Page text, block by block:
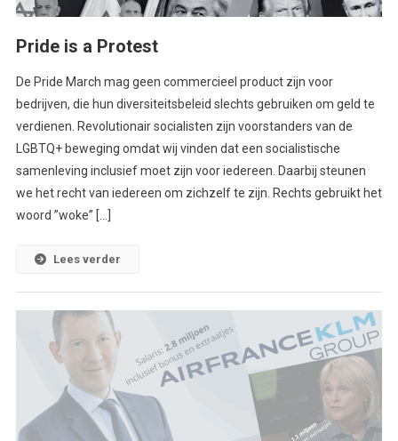
Pride is a Protest
De Pride March mag geen commercieel product zijn voor
bedrijven, die hun diversiteitsbeleid slechts gebruiken om geld te
verdienen. Revolutionair socialisten zijn voorstanders van de
LGBTQ+ beweging omdat wij vinden dat een socialistische
samenleving inclusief moet zijn voor iedereen. Daarbij steunen
we het recht van iedereen om zichzelf te zijn. Rechts gebruikt het
woord ”woke” […]
Lees verder